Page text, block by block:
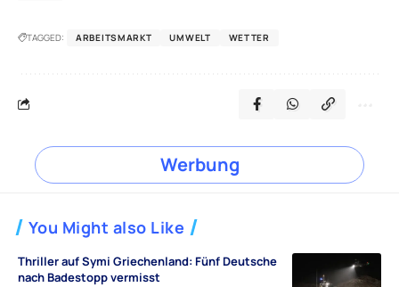
TAGGED: ARBEITSMARKT UMWELT WETTER
Werbung
You Might also Like
Thriller auf Symi Griechenland: Fünf Deutsche
nach Badestopp vermisst